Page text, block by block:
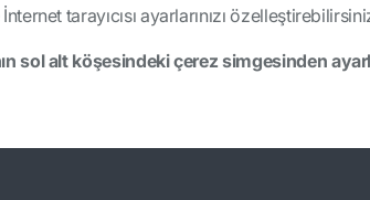
tarayıcısı ayarlarınızı
sol alt köşesindeki çerez simgesinden